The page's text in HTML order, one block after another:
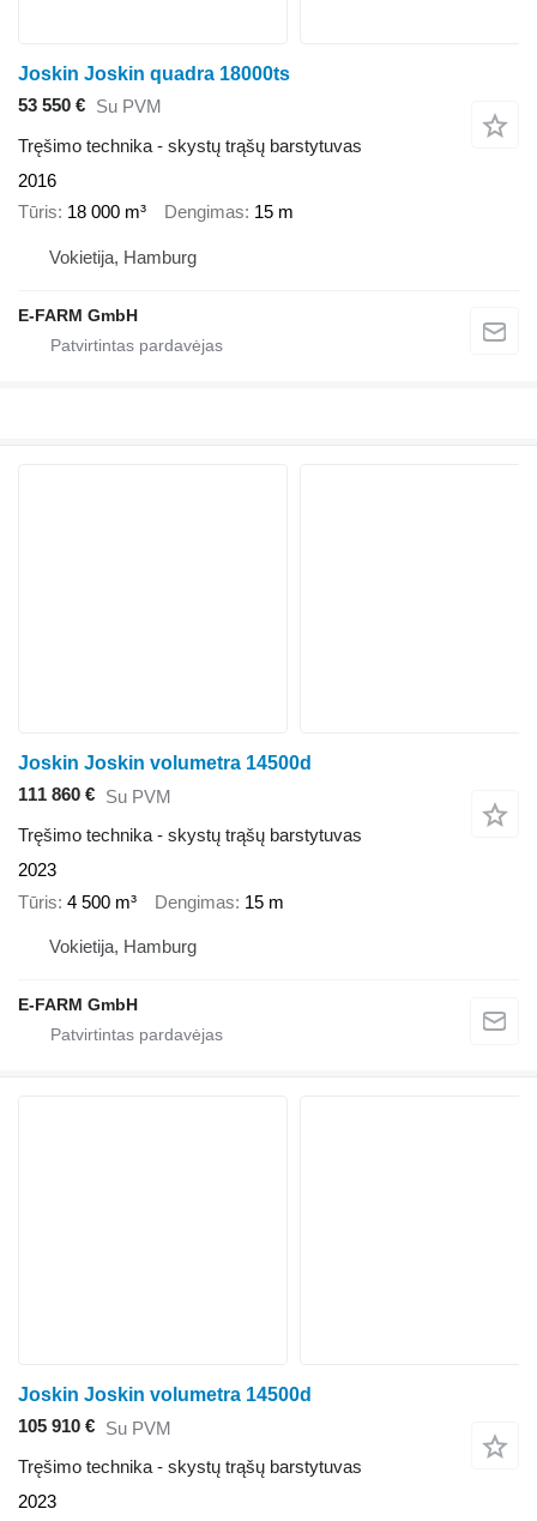
Joskin Joskin quadra 18000ts
53 550 € Su PVM
Tręšimo technika - skystų trąšų barstytuvas
2016
Tūris 18 000 m³ Dengimas 15 m
Vokietija, Hamburg
E-FARM GmbH
Joskin Joskin volumetra 14500d
111 860 € Su PVM
Tręšimo technika - skystų trąšų barstytuvas
2023
Tūris 4 500 m³ Dengimas 15 m
Vokietija, Hamburg
E-FARM GmbH
Joskin Joskin volumetra 14500d
105 910 € Su PVM
Tręšimo technika - skystų trąšų barstytuvas
2023